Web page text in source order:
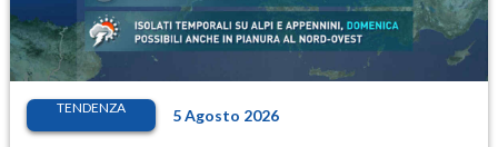
TENDENZA 5 Agosto 2026